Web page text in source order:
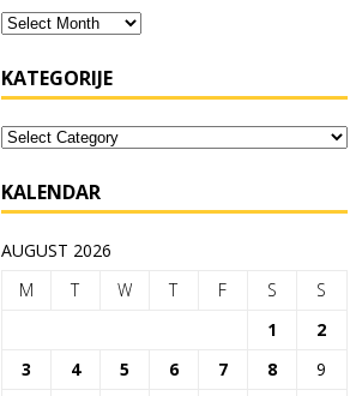
KATEGORIJE
KALENDAR
AUGUST 2026
M
T W T F S
S
1
2
3
4 5 6 7 8
9